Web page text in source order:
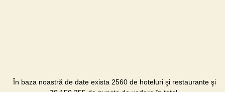
În baza noastră de date exista 2560 de hoteluri şi restaurante şi